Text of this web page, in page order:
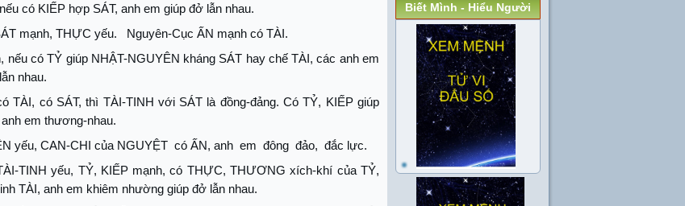
có KIẾP hợp SÁT, anh em giúp đở lẫn nhau.
mạnh, THỰC yếu.
Nguyên-Cục ẤN mạnh có TÀI.
nếu có TỶ giúp NHẬT-NGUYÊN kháng SÁT hay chế TÀI, các anh em
nhau.
TÀI, có SÁT, thì TÀI-TINH với SÁT là đồng-đảng. Có TỶ, KIẾP giúp
em thương-nhau.
yếu, CAN-CHI của NGUYỆT có ẤN, anh em đông đảo, đắc lực.
TINH yếu, TỶ, KIẾP mạnh, có THỰC, THƯƠNG xích-khí của TỶ,
TÀI, anh em khiêm nhường giúp đở lẫn nhau.
Biết Mình - Hiểu Người